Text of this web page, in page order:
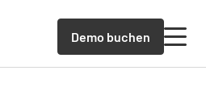
Demo buchen